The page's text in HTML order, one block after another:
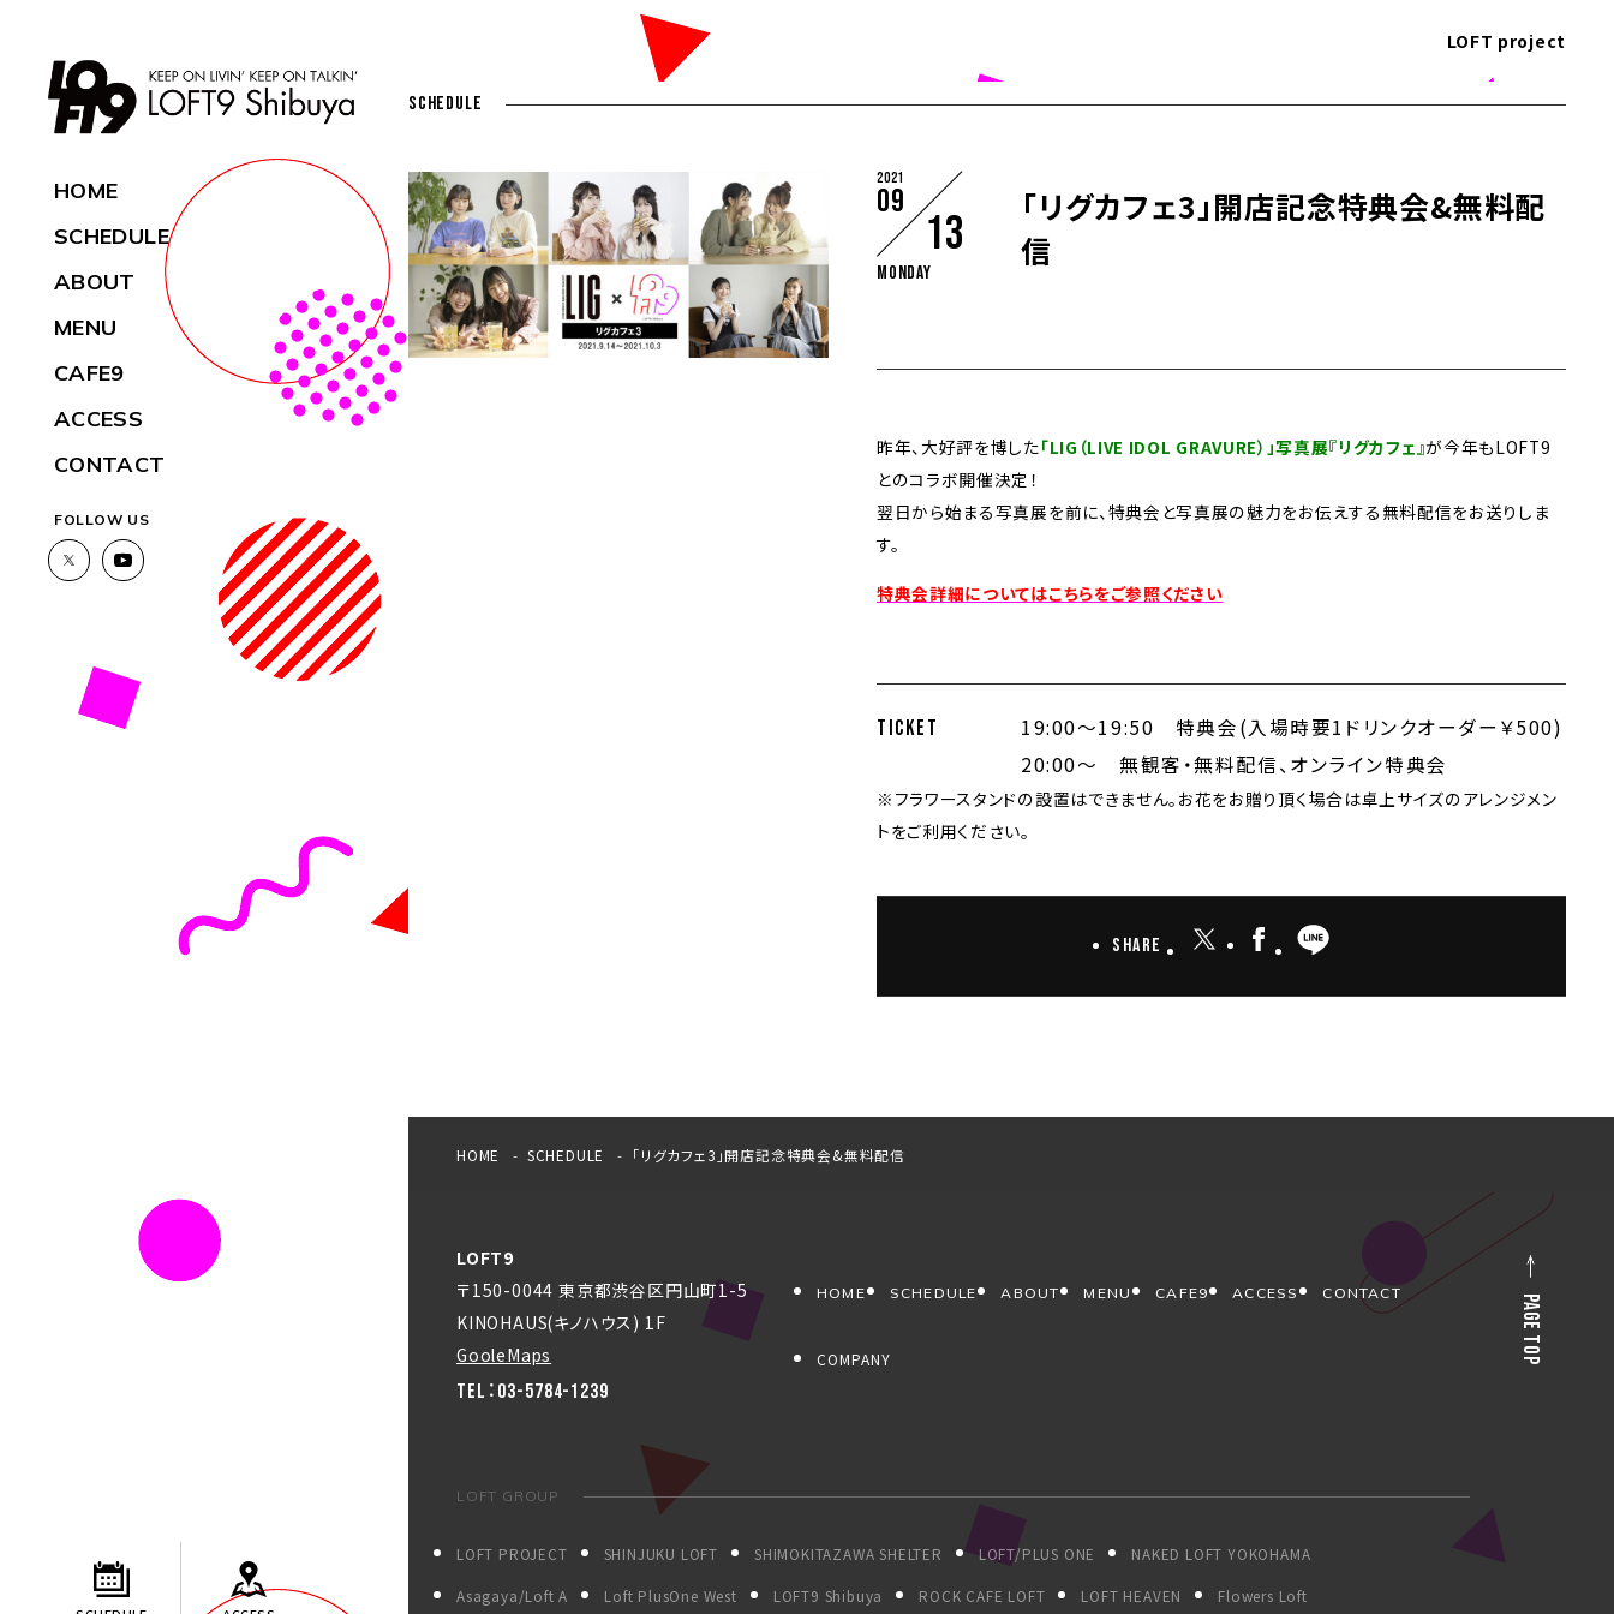
HOME
SCHEDULE
ABOUT
MENU
CAFE9
ACCESS
CONTACT
FOLLOW US
LOFT project
SCHEDULE
2021
09
13
Monday
「リグカフェ3」開店記念特典会&無料配
信
昨年、大好評を博した「LIG（LIVE IDOL GRAVURE）」写真展『リグカフェ』が今年もLOFT9
とのコラボ開催決定！
翌日から始まる写真展を前に、特典会と写真展の魅力をお伝えする無料配信をお送りしま
す。
特典会詳細についてはこちらをご参照ください
TICKET
19:00～19:50 特典会(入場時要1ドリンクオーダー￥500)
20:00～ 無観客・無料配信、オンライン特典会
※フラワースタンドの設置はできません。お花をお贈り頂く場合は卓上サイズのアレンジメン
トをご利用ください。
Share
HOME SCHEDULE 「リグカフェ3」開店記念特典会&無料配信
LOFT9
〒150-0044 東京都渋谷区円山町1-5
KINOHAUS(キノハウス) 1F
GooleMaps
TEL：03-5784-1239
HOME SCHEDULE ABOUT MENU CAFE9 ACCESS CONTACT
COMPANY
LOFT GROUP
LOFT PROJECT SHINJUKU LOFT SHIMOKITAZAWA SHELTER LOFT/PLUS ONE NAKED LOFT YOKOHAMA
Asagaya/Loft A Loft PlusOne West LOFT9 Shibuya ROCK CAFE LOFT LOFT HEAVEN Flowers Loft
PAGE TOP